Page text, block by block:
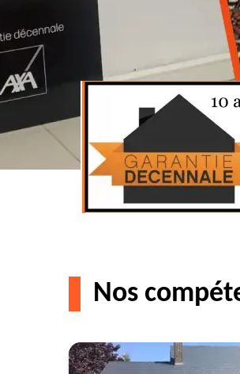
Nos